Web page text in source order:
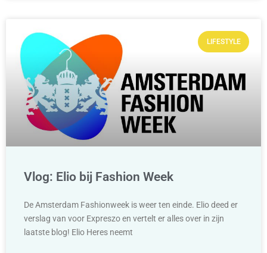
LIFESTYLE
Vlog: Elio bij Fashion Week
De Amsterdam Fashionweek is weer ten einde. Elio deed er
verslag van voor Expreszo en vertelt er alles over in zijn
laatste blog! Elio Heres neemt